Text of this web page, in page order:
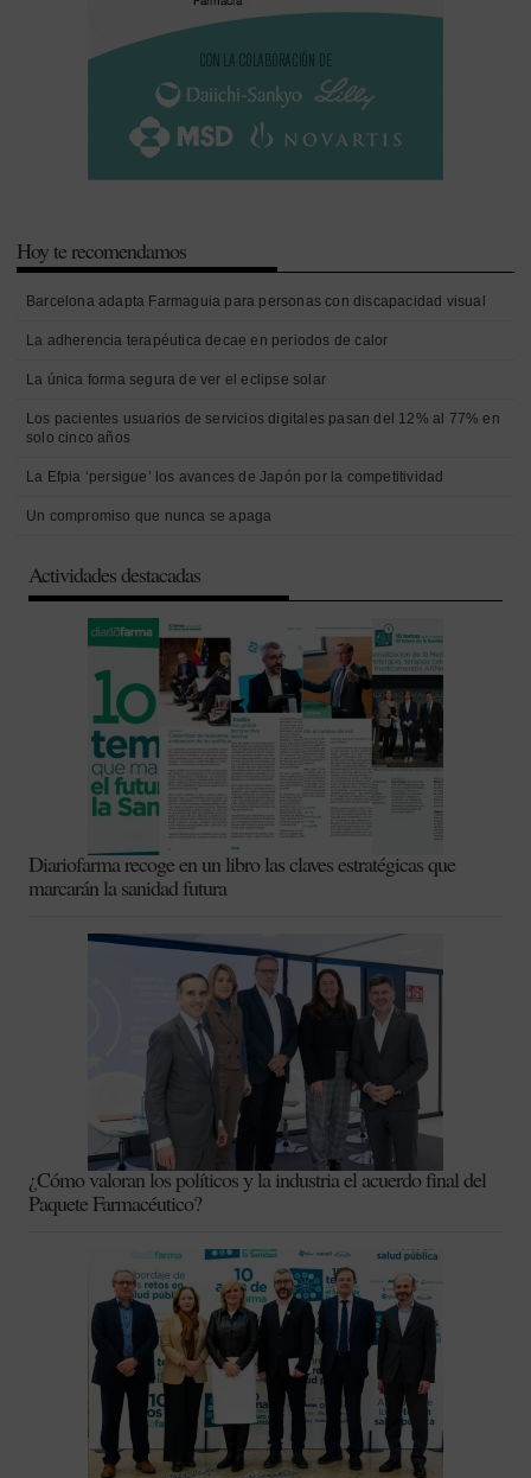
Hoy te recomendamos
Barcelona adapta Farmaguia para personas con discapacidad visual
La adherencia terapéutica decae en periodos de calor
La única forma segura de ver el eclipse solar
Los pacientes usuarios de servicios digitales pasan del 12% al 77% en
solo cinco años
La Efpia ‘persigue’ los avances de Japón por la competitividad
Un compromiso que nunca se apaga
Actividades destacadas
Diariofarma recoge en un libro las claves estratégicas que
marcarán la sanidad futura
¿Cómo valoran los políticos y la industria el acuerdo final del
Paquete Farmacéutico?